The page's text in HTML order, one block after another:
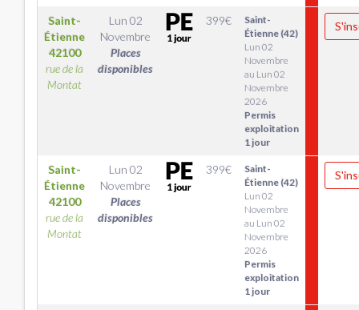
Saint-
Étienne
42100
rue de la
Montat
Lun 02
Novembre
Places
disponibles
399€
Saint-
Étienne (42)
Lun 02
Novembre
au Lun 02
Novembre
2026
Permis
exploitation
1 jour
Saint-
Étienne
42100
rue de la
Montat
Lun 02
Novembre
Places
disponibles
399€
Saint-
Étienne (42)
Lun 02
Novembre
au Lun 02
Novembre
2026
Permis
exploitation
1 jour